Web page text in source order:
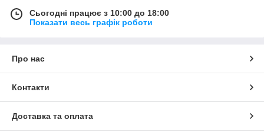
Сьогодні працює з 10:00 до 18:00
Показати весь графік роботи
Про нас
Контакти
Доставка та оплата